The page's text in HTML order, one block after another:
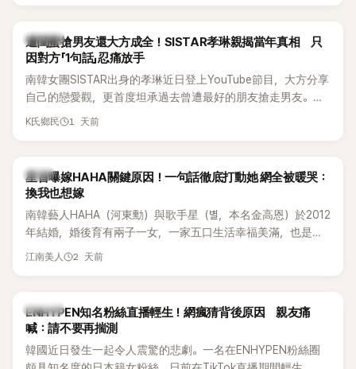
的錄音內容，而A也首度承認自己過去曾是SHINee、NCT等偶
像團體的「站姐」，事件持續延燒。
K-POP
遭閨蜜搶男友還大方成全！SISTAR孝琳親揭當年真相 只
因對方「1句話」忍痛放手
南韓女團SISTAR出身的孝琳近日登上YouTube節目，大方分享
自己的戀愛觀，更首度坦承過去曾遭最好的朋友搶走男友。她
表示，當時選擇瀟灑放手，但如果同樣的事情現在再發生，「我
K氏鄉民 1 天前
韓星
星首曝嫁HAHA關鍵原因！一句話徹底打動她 網全被暖哭：
換我也想嫁
南韓藝人HAHA（河東勳）與歌手星（별，本名金高恩）於2012
年結婚，婚後育有兩子一女，一家五口生活幸福美滿，也是韓
國演藝圈公認的模範夫妻。近日，星首度公開當年決定嫁給
江南美人 2 天前
K-POP
ENHYPEN知名粉絲直播輕生！網瘋猜背後原因 親友痛
喊：請不要再揣測
韓國近日發生一起令人震驚的悲劇。一名在ENHYPEN粉絲圈